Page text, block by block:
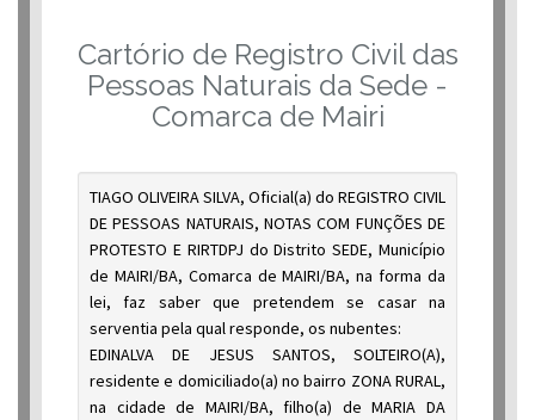
Cartório de Registro Civil das
Pessoas Naturais da Sede -
Comarca de Mairi
TIAGO OLIVEIRA SILVA, Oficial(a) do REGISTRO CIVIL
DE PESSOAS NATURAIS, NOTAS COM FUNÇÕES DE
PROTESTO E RIRTDPJ do Distrito SEDE, Município
de MAIRI/BA, Comarca de MAIRI/BA, na forma da
lei, faz saber que pretendem se casar na
serventia pela qual responde, os nubentes:
EDINALVA DE JESUS SANTOS, SOLTEIRO(A),
residente e domiciliado(a) no bairro ZONA RURAL,
na cidade de MAIRI/BA, filho(a) de MARIA DA